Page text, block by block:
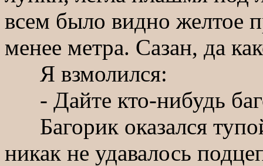
всем было видно желтое
менее метра. Сазан, да
Я взмолился:
- Дайте кто-нибудь
Багорик оказался
никак не удавалось